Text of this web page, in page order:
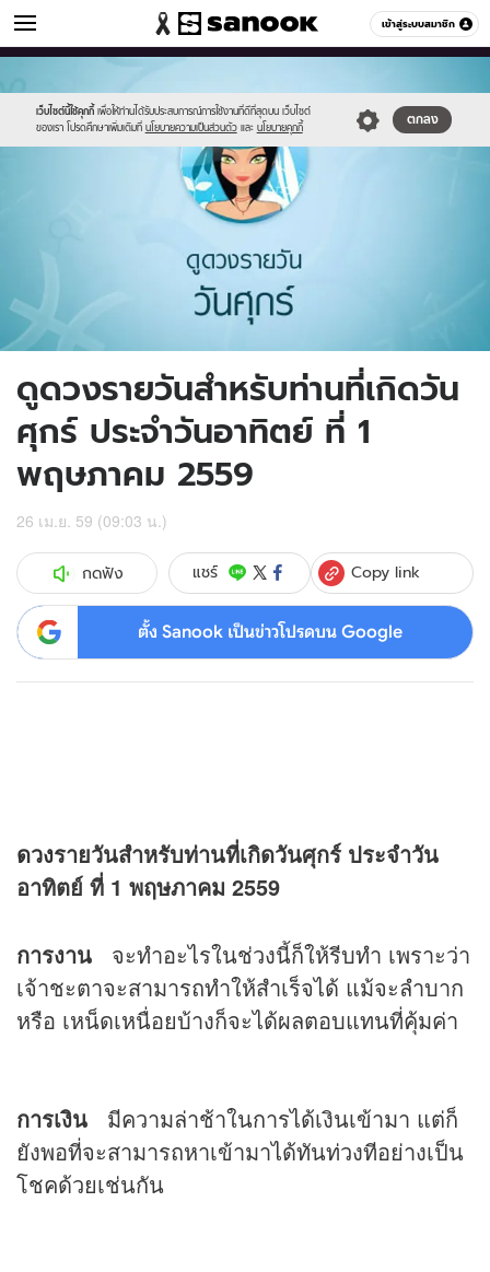
เข้าสู่ระบบสมาชิก
ดูดวง หมวดอื่นๆ
เว็บไซต์นี้ใช้คุกกี้ เพื่อให้ท่านได้รับประสบการณ์การใช้งานที่ดีที่สุดบน เว็บไซต์
ของเรา โปรดศึกษาเพิ่มเติมที่ นโยบายความเป็นส่วนตัว และ นโยบายคุกกี้
ตกลง
//s.isanook.com/sr/0/images/logo-
new-
sanook.png
//s.isanook.com/ho/0/ud/fxd/day/6_fri.jpg
ดูดวงรายวันสำหรับท่านที่เกิดวัน
ศุกร์ ประจำวันอาทิตย์ ที่ 1
พฤษภาคม 2559
26 เม.ย. 59 (09:03 น.)
กดฟัง แชร์ Copy link
ตั้ง Sanook เป็นข่าวโปรดบน Google
ดวงรายวันสำหรับท่านที่เกิดวันศุกร์ ประจำวัน
อาทิตย์ ที่ 1 พฤษภาคม 2559
การงาน
จะทำอะไรในช่วงนี้ก็ให้รีบทำ เพราะว่า
เจ้าชะตาจะสามารถทำให้สำเร็จได้ แม้จะลำบาก
หรือ เหน็ดเหนื่อยบ้างก็จะได้ผลตอบแทนที่คุ้มค่า
การเงิน มีความล่าช้าในการได้เงินเข้ามา แต่ก็
ยังพอที่จะสามารถหาเข้ามาได้ทันท่วงทีอย่างเป็น
โชคด้วยเช่นกัน